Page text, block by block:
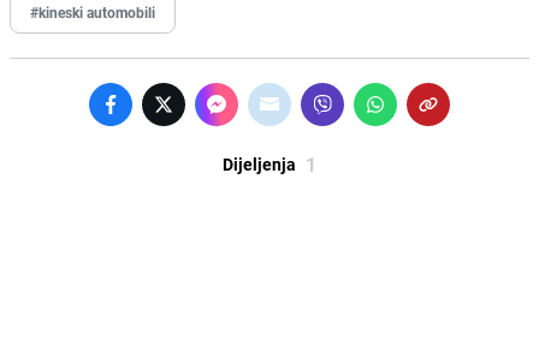
#kineski automobili
Dijeljenja 1